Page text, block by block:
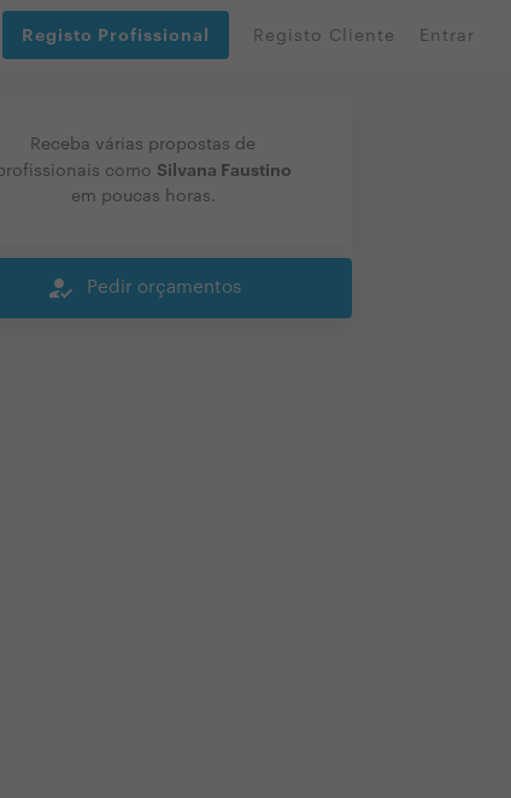
Registo Profissional Registo Cliente Entrar
Receba várias propostas de
como Silvana Faustino
em poucas horas.
how_to_reg Pedir orçamentos